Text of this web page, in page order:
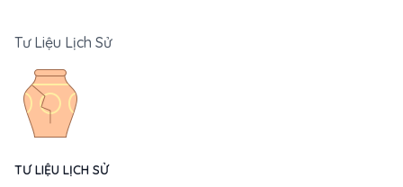
Tư Liệu Lịch Sử
TƯ LIỆU LỊCH SỬ